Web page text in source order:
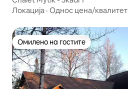
Локација · Однос цена/квалитет
Омилено на гостите
Омилено на гостите